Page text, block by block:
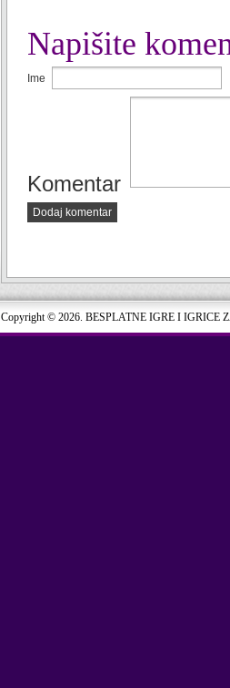
Napišite
Ime
Komentar
Dodaj komentar
Copyright © 2026. BESPLATNE IGRE I IGRICE